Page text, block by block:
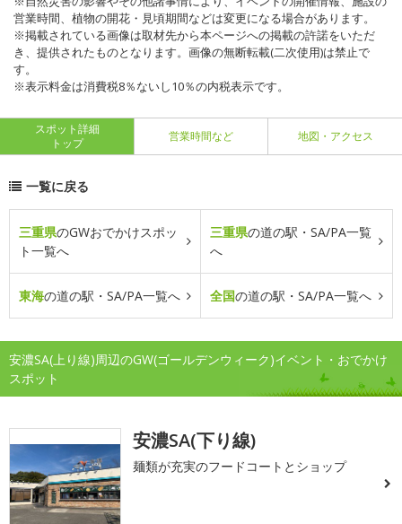
営業時間、植物の開花・見頃期間などは変更になる場合があります。
※掲載されている画像は取材先から本ページへの掲載の許諾をいただ
き、提供されたものとなります。画像の無断転載(二次使用)は禁止で
す。
※表示料金は消費税8％ないし10％の内税表示です。
スポット詳細
トップ
営業時間など 地図・アクセス
一覧に戻る
三重県のGWおでかけスポッ
ト一覧へ
三重県の道の駅・SA/PA一覧
へ
東海の道の駅・SA/PA一覧へ 全国の道の駅・SA/PA一覧へ
安濃SA(上り線)周辺のGW(ゴールデンウィーク)イベント・おでかけ
スポット
安濃SA(下り線)
麺類が充実のフードコートとショップ